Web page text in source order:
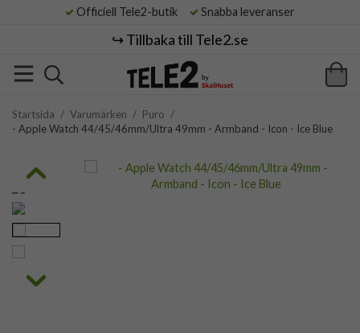
Officiell Tele2-butik Snabba leveranser
↪️ Tillbaka till Tele2.se
Startsida / Varumärken / Puro /
- Apple Watch 44/45/46mm/Ultra 49mm - Armband - Icon - Ice Blue